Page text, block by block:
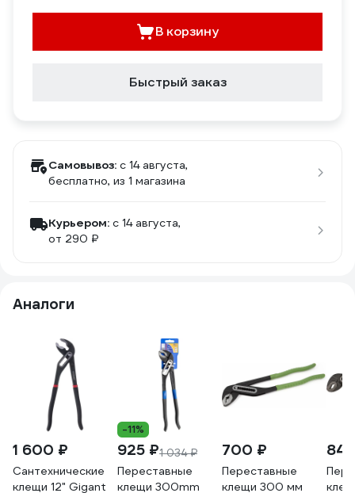
В корзину
Быстрый заказ
Самовывоз: c 14 августа,
бесплатно, из 1 магазина
Курьером: c 14 августа,
от 290 ₽
Аналоги
1 600 ₽
Сантехнические
клещи 12" Gigant
-11%
925 ₽1 034 ₽
Переставные
клещи 300mm
700 ₽
Переставные
клещи 300 мм